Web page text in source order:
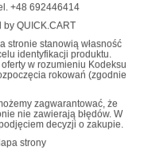
+48 692446414
by QUICK.CART
stronie stanowią własność
identyfikacji produktu.
w rozumieniu Kodeksu
rokowań (zgodnie
zagwarantować, że
nie zawierają błędów. W
decyzji o zakupie.
strony